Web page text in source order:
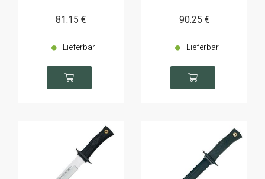
81.15 €
Lieferbar
90.25 €
Lieferbar